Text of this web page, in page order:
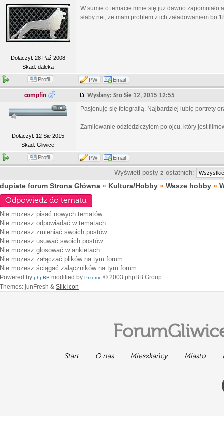
Dołączył: 28 Paź 2008
Skąd: daleka
W sumie o temacie mnie się już dawno zapomniało
słaby net, że mam problem z ich załadowaniem bo
Profil PW Email
compfin Wysłany: Sro Sie 12, 2015 12:55
Dołączył: 12 Sie 2015
Skąd: Gliwice
Pasjonuję się fotografią. Najbardziej lubię portrety
Zamiłowanie odziedziczyłem po ojcu, który jest
Profil PW Email
Wyświetl posty z ostatnich:
dupiate forum Strona Główna » Kultura/Hobby » Wasze hobby »
Odpowiedz do tematu
Nie możesz pisać nowych tematów
Nie możesz odpowiadać w tematach
Nie możesz zmieniać swoich postów
Nie możesz usuwać swoich postów
Nie możesz głosować w ankietach
Nie możesz załączać plików na tym forum
Nie możesz ściągać załączników na tym forum
Powered by phpBB modified by Przemo © 2003 phpBB Group
Themes: junFresh & Silk icon
Start O nas Mieszkańcy Miasto